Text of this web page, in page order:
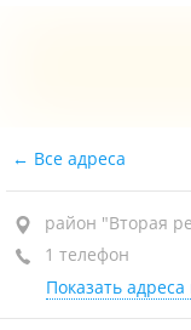
Все адреса
район "Вторая
1 телефон
Показать